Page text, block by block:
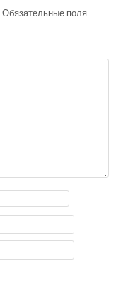
Обязательные поля